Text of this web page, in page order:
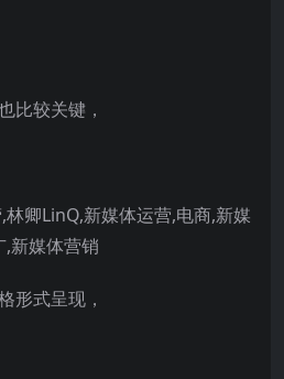
比较关键，
形式呈现，